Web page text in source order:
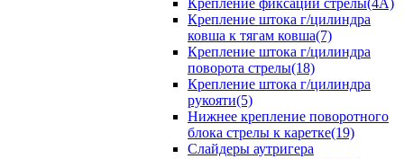
Крепление фиксации стрелы(4A)
Крепление штока г/цилиндра
ковша к тягам ковша(7)
Крепление штока г/цилиндра
поворота стрелы(18)
Крепление штока г/цилиндра
рукояти(5)
Нижнее крепление поворотного
блока стрелы к каретке(19)
Слайдеры аутригера